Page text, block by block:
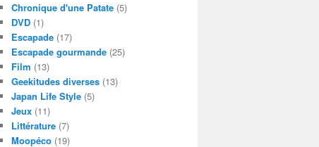
Chronique d'une Patate (5)
DVD (1)
Escapade (17)
Escapade gourmande (25)
Film (13)
Geekitudes diverses (13)
Japan Life Style (5)
Jeux (11)
Littérature (7)
Moopéco (19)